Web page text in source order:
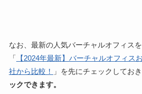
なお、最新の人気バーチャルオフィス
「 【2024年最新】バーチャルオフィス
社から比較！
」を先にチェックしておき
ックできます。